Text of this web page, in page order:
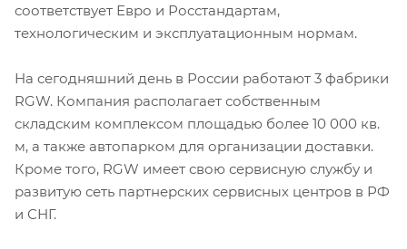
соответствует Евро и Росстандартам,
технологическим и эксплуатационным нормам.
На сегодняшний день в России работают 3 фабрики
RGW. Компания располагает собственным
складским комплексом площадью более 10 000 кв.
м, а также автопарком для организации доставки.
Кроме того, RGW имеет свою сервисную службу и
развитую сеть партнерских сервисных центров в РФ
и СНГ.